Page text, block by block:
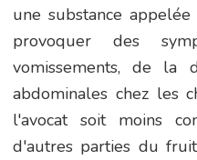
une substance
provoquer des
vomissements, de la
abdominales chez les
l'avocat soit moins
d'autres parties du